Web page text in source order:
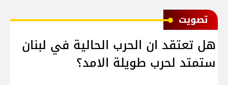
ﺗﺼﻮﻳﺖ
هل تعتقد ان الحرب الحالية في لبنان
ستمتد لحرب طويلة الامد؟